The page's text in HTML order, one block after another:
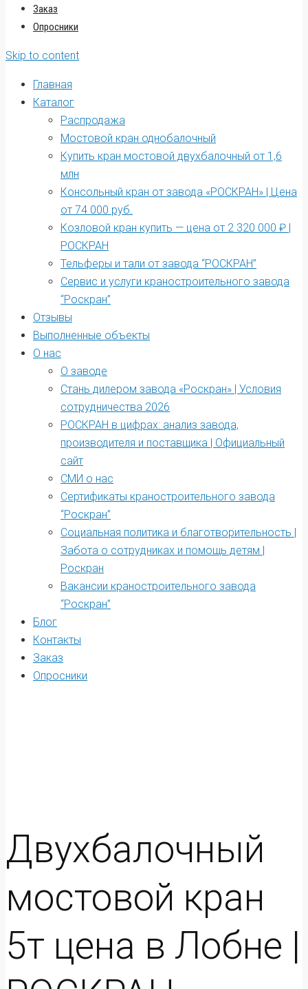
Заказ
Опросники
Skip to content
Главная
Каталог
Распродажа
Мостовой кран однобалочный
Купить кран мостовой двухбалочный от 1,6
млн
Консольный кран от завода «РОСКРАН» | Цена
от 74 000 руб.
Козловой кран купить — цена от 2 320 000 ₽ |
РОСКРАН
Тельферы и тали от завода “РОСКРАН”
Сервис и услуги краностроительного завода
“Роскран”
Отзывы
Выполненные объекты
О нас
О заводе
Стань дилером завода «Роскран» | Условия
сотрудничества 2026
РОСКРАН в цифрах: анализ завода,
производителя и поставщика | Официальный
сайт
СМИ о нас
Сертификаты краностроительного завода
“Роскран”
Социальная политика и благотворительность |
Забота о сотрудниках и помощь детям |
Роскран
Вакансии краностроительного завода
“Роскран”
Блог
Контакты
Заказ
Опросники
Двухбалочный
мостовой кран
5т цена в Лобне |